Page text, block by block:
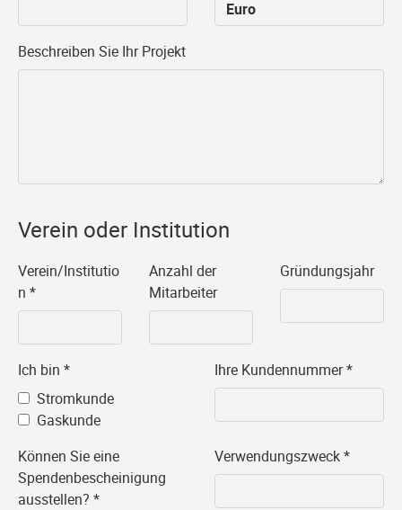
Beschreiben Sie Ihr Projekt
Verein oder Institution
Verein/Institutio
n *
Anzahl der
Mitarbeiter
Gründungsjahr
Ich bin *
Stromkunde
Gaskunde
Ihre Kundennummer*
Können Sie eine
Spendenbescheinigung
ausstellen? *
Verwendungszweck*